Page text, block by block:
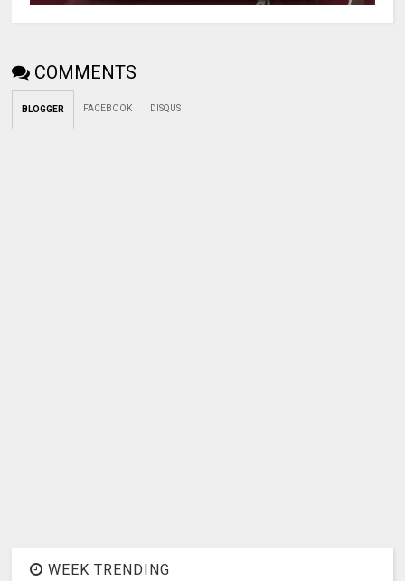
COMMENTS
BLOGGER FACEBOOK DISQUS
WEEK TRENDING